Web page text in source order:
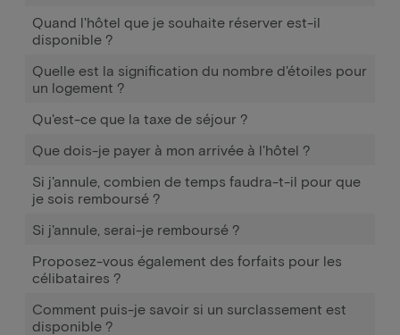
Quand l'hôtel que je souhaite réserver est-il
disponible ?
Quelle est la signification du nombre d'étoiles pour
un logement ?
Qu'est-ce que la taxe de séjour ?
Que dois-je payer à mon arrivée à l'hôtel ?
Si j'annule, combien de temps faudra-t-il pour que
je sois remboursé ?
Si j'annule, serai-je remboursé ?
Proposez-vous également des forfaits pour les
célibataires ?
Comment puis-je savoir si un surclassement est
disponible ?